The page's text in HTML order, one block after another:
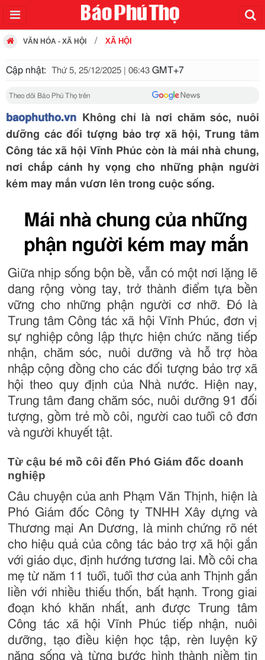
VĂN HÓA - XÃ HỘI XÃ HỘI
Cập nhật: Thứ 5, 25/12/2025 | 06:43 GMT+7
Theo dõi Báo Phú Thọ trên
baophutho.vn Không chỉ là nơi chăm sóc, nuôi
dưỡng các đối tượng bảo trợ xã hội, Trung tâm
Công tác xã hội Vĩnh Phúc còn là mái nhà chung,
nơi chắp cánh hy vọng cho những phận người
kém may mắn vươn lên trong cuộc sống.
Mái nhà chung của những
phận người kém may mắn
Giữa nhịp sống bộn bề, vẫn có một nơi lặng lẽ
dang rộng vòng tay, trở thành điểm tựa bền
vững cho những phận người cơ nhỡ. Đó là
Trung tâm Công tác xã hội Vĩnh Phúc, đơn vị
sự nghiệp công lập thực hiện chức năng tiếp
nhận, chăm sóc, nuôi dưỡng và hỗ trợ hòa
nhập cộng đồng cho các đối tượng bảo trợ xã
hội theo quy định của Nhà nước. Hiện nay,
Trung tâm đang chăm sóc, nuôi dưỡng 91 đối
tượng, gồm trẻ mồ côi, người cao tuổi cô đơn
và người khuyết tật.
Từ cậu bé mồ côi đến Phó Giám đốc doanh
nghiệp
Câu chuyện của anh Phạm Văn Thịnh, hiện là
Phó Giám đốc Công ty TNHH Xây dựng và
Thương mại An Dương, là minh chứng rõ nét
cho hiệu quả của công tác bảo trợ xã hội gắn
với giáo dục, định hướng tương lai. Mồ côi cha
mẹ từ năm 11 tuổi, tuổi thơ của anh Thịnh gắn
liền với nhiều thiếu thốn, bất hạnh. Trong giai
đoạn khó khăn nhất, anh được Trung tâm
Công tác xã hội Vĩnh Phúc tiếp nhận, nuôi
dưỡng, tạo điều kiện học tập, rèn luyện kỹ
năng sống và từng bước hình thành niềm tin